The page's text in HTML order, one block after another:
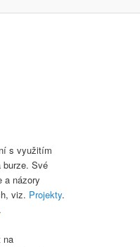
s využitím
burze. Své
a názory
viz. Projekty.
.
na